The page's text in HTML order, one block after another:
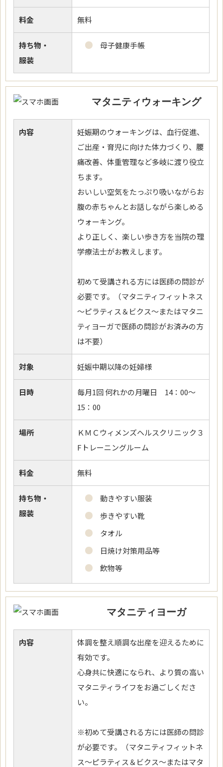
料金 無料
持ち物・
服装
母子健康手帳
マタニティウォーキング
内容
妊娠期のウォーキングは、血行促進、
ご出産・育児に向けた体力づくり、腰
痛改善、体重管理など多岐に渡り役立
ちます。
おいしい空気をたっぷり吸いながらお
腹の赤ちゃんとお話しながら楽しめる
ウォーキング。
より正しく、楽しい歩き方を当院の理
学療法士がお教えします。
初めて受講される方には医師の問診が
必要です。（マタニティフィットネス
～ピラティス＆ビクス～またはマタニ
ティヨーガで医師の問診がお済みの方
は不要）
対象 妊娠中期以降の妊婦様
日時
毎月1回 何れかの月曜日 14：00～
15：00
場所
ＫＭＣウィメンズヘルスクリニック３
Fトレーニングルーム
料金 無料
持ち物・
服装
動きやすい服装
歩きやすい靴
タオル
日焼け対策用品等
飲物等
マタニティヨーガ
内容
体調を整え順調な出産を迎えるために
有効です。
心身共に快適になられ、より質の高い
マタニティライフをお過ごしくださ
い。
※初めて受講される方には医師の問診
が必要です。（マタニティフィットネ
ス～ピラティス＆ビクス～またはマタ